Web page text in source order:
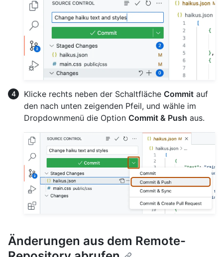
Klicke rechts neben der Schaltfläche Commit auf
den nach unten zeigenden Pfeil, und wähle im
Dropdownmenü die Option Commit & Push aus.
Änderungen aus dem Remote-